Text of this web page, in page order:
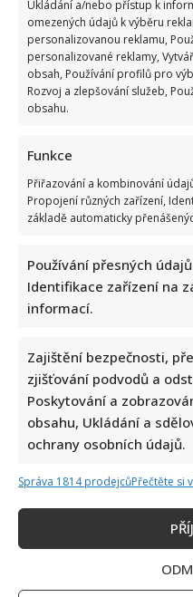
Ukládání a/nebo přístup k
omezených údajů k výběru
personalizovanou reklamu,
personalizované reklamy,
obsah, Používání profilů pro
Rozvoj a zlepšování služeb,
obsahu.
Funkce
Přiřazování a kombinování
Propojení různých zařízení,
základě automaticky
Používání přesných
Identifikace zařízení na
informací.
Zajištění bezpečnosti,
zjišťování podvodů a
Poskytování a
obsahu, Ukládání a
ochrany osobních údajů.
Správa 1814 prodejcůPřečtěte si